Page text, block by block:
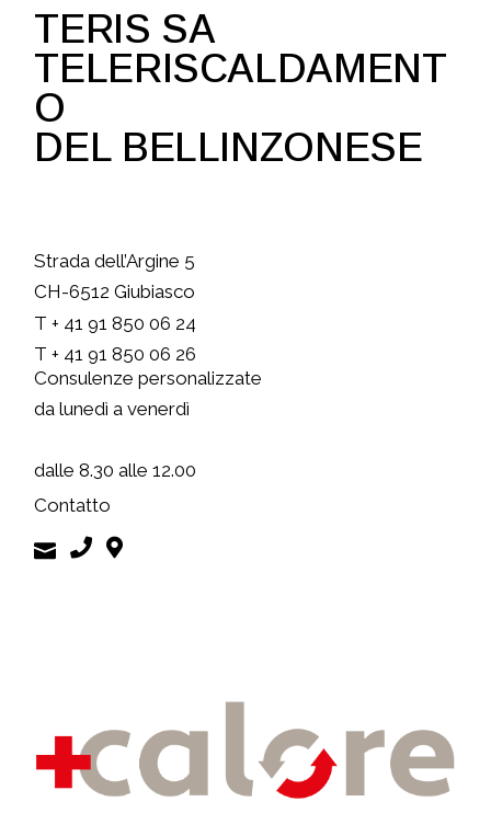
TERIS SA
TELERISCALDAMENT
O
DEL BELLINZONESE
Strada dell’Argine 5
CH-6512 Giubiasco
T + 41 91 850 06 24
T + 41 91 850 06 26
Consulenze personalizzate
da lunedì a venerdì
dalle 8.30 alle 12.00
Contatto